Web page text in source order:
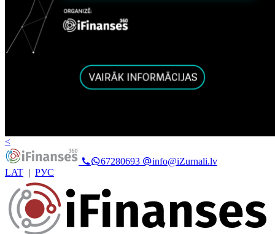
<
67280693
info@iZurnali.lv
LAT | РУС